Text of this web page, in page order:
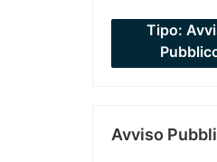
Tipo:
Avviso